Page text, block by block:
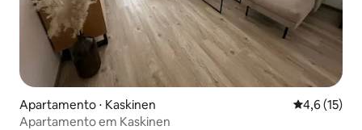
Apartamento ⋅ Kaskinen 4,6 de uma
4,6 (15)
Apartamento em Kaskinen